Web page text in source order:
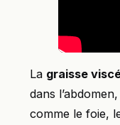
La graisse
dans
comme le foie,